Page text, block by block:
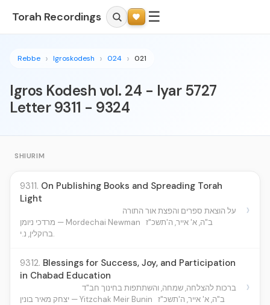
Torah Recordings ☰
Rebbe Igroskodesh 024 021
Igros Kodesh vol. 24 - Iyar 5727
Letter 9311 - 9324
SHIURIM
9311. On Publishing Books and Spreading Torah
Light
על הוצאת ספרים והפצת אור התורה
מרדכי ניומן — Mordechai Newman ב"ה, א' אייר, ה'תשכ"ז
ברוקלין, נ.י.
›
9312. Blessings for Success, Joy, and Participation
in Chabad Education
ברכות להצלחה, שמחה, והשתתפות בחינוך חב"ד
יצחק מאיר בונין — Yitzchak Meir Bunin ב"ה, א' אייר, ה'תשכ"ז
›